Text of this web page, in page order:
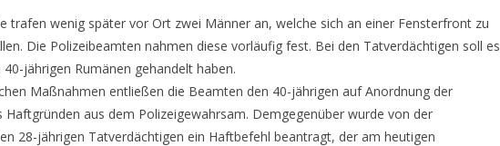
trafen wenig später vor Ort zwei Männer an, welche sich an einer Fensterfront zu
Die Polizeibeamten nahmen diese vorläufig fest. Bei den Tatverdächtigen soll es
jährigen Rumänen gehandelt haben.
Maßnahmen entließen die Beamten den 40-jährigen auf Anordnung der
aus dem Polizeigewahrsam. Demgegenüber wurde von der
28-jährigen Tatverdächtigen ein Haftbefehl beantragt, der am heutigen